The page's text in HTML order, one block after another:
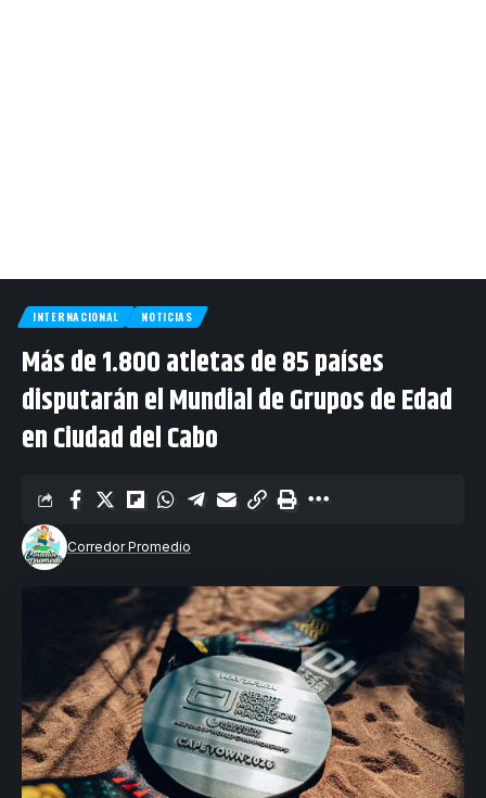
INTERNACIONAL NOTICIAS
Más de 1.800 atletas de 85 países
disputarán el Mundial de Grupos de Edad
en Ciudad del Cabo
Corredor Promedio